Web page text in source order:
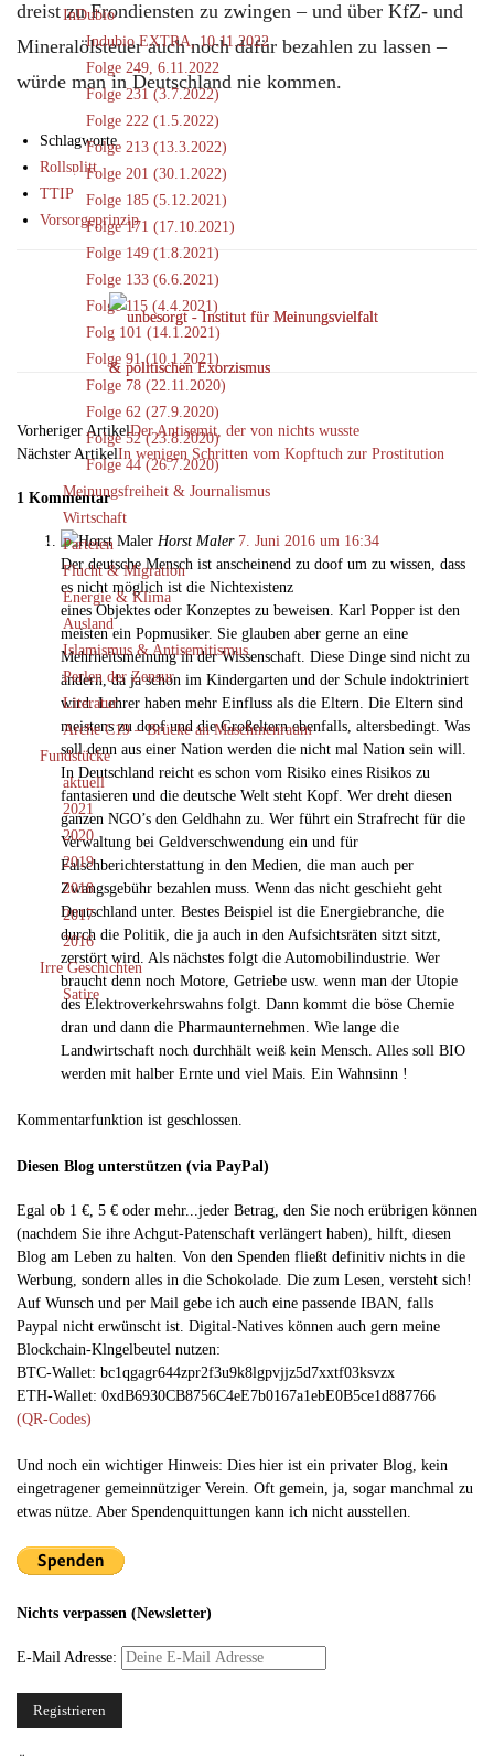
InDubio
Indubio EXTRA, 10.11.2022
Folge 249, 6.11.2022
Folge 231 (3.7.2022)
Folge 222 (1.5.2022)
Folge 213 (13.3.2022)
Folge 201 (30.1.2022)
Folge 185 (5.12.2021)
Folge 171 (17.10.2021)
Folge 149 (1.8.2021)
Folge 133 (6.6.2021)
Folge 115 (4.4.2021)
Folg 101 (14.1.2021)
Folge 91 (10.1.2021)
Folge 78 (22.11.2020)
Folge 62 (27.9.2020)
Folge 52 (23.8.2020)
Folge 44 (26.7.2020)
Meinungsfreiheit & Journalismus
Wirtschaft
Parteien
Flucht & Migration
Energie & Klima
Ausland
Islamismus & Antisemitismus
Perlen der Zensur
Literatur
Arche C19 – Brücke an Maschinenraum
Fundstücke
aktuell
2021
2020
2019
2018
2017
2016
Irre Geschichten
Satire
dreist zu Frondiensten zu zwingen – und über KfZ- und
Mineralölsteuer auch noch dafür bezahlen zu lassen –
würde man in Deutschland nie kommen.
Schlagworte
Rollsplitt
TTIP
Vorsorgeprinzip
Facebook X Email
Vorheriger ArtikelDer Antisemit, der von nichts wusste
Nächster ArtikelIn wenigen Schritten vom Kopftuch zur Prostitution
1 Kommentar
Horst Maler 7. Juni 2016 um 16:34
Der deutsche Mensch ist anscheinend zu doof um zu wissen, dass
es nicht möglich ist die Nichtexistenz
eines Objektes oder Konzeptes zu beweisen. Karl Popper ist den
meisten ein Popmusiker. Sie glauben aber gerne an eine
Mehrheitsmeinung in der Wissenschaft. Diese Dinge sind nicht zu
ändern, da ja schon im Kindergarten und der Schule indoktriniert
wird. Lehrer haben mehr Einfluss als die Eltern. Die Eltern sind
meistens zu doof und die Großeltern ebenfalls, altersbedingt. Was
soll denn aus einer Nation werden die nicht mal Nation sein will.
In Deutschland reicht es schon vom Risiko eines Risikos zu
fantasieren und die deutsche Welt steht Kopf. Wer dreht diesen
ganzen NGO’s den Geldhahn zu. Wer führt ein Strafrecht für die
Verwaltung bei Geldverschwendung ein und für
Falschberichterstattung in den Medien, die man auch per
Zwangsgebühr bezahlen muss. Wenn das nicht geschieht geht
Deutschland unter. Bestes Beispiel ist die Energiebranche, die
durch die Politik, die ja auch in den Aufsichtsräten sitzt sitzt,
zerstört wird. Als nächstes folgt die Automobilindustrie. Wer
braucht denn noch Motore, Getriebe usw. wenn man der Utopie
des Elektroverkehrswahns folgt. Dann kommt die böse Chemie
dran und dann die Pharmaunternehmen. Wie lange die
Landwirtschaft noch durchhält weiß kein Mensch. Alles soll BIO
werden mit halber Ernte und viel Mais. Ein Wahnsinn !
Kommentarfunktion ist geschlossen.
Diesen Blog unterstützen (via PayPal)
Egal ob 1 €, 5 € oder mehr...jeder Betrag, den Sie noch erübrigen können
(nachdem Sie ihre Achgut-Patenschaft verlängert haben), hilft, diesen
Blog am Leben zu halten. Von den Spenden fließt definitiv nichts in die
Werbung, sondern alles in die Schokolade. Die zum Lesen, versteht sich!
Auf Wunsch und per Mail gebe ich auch eine passende IBAN, falls
Paypal nicht erwünscht ist. Digital-Natives können auch gern meine
Blockchain-Klngelbeutel nutzen:
BTC-Wallet: bc1qgagr644zpr2f3u9k8lgpvjjz5d7xxtf03ksvzx
ETH-Wallet: 0xdB6930CB8756C4eE7b0167a1ebE0B5ce1d887766
(QR-Codes)
Und noch ein wichtiger Hinweis: Dies hier ist ein privater Blog, kein
eingetragener gemeinnütziger Verein. Oft gemein, ja, sogar manchmal zu
etwas nütze. Aber Spendenquittungen kann ich nicht ausstellen.
Nichts verpassen (Newsletter)
E-Mail Adresse: